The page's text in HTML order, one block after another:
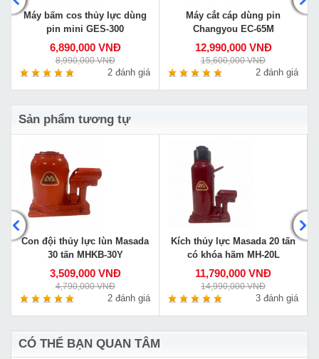
Máy bấm cos thủy lực dùng
pin mini GES-300
6,890,000 VNĐ
8,990,000 VNĐ
2 đánh giá
Máy cắt cáp dùng pin
Changyou EC-65M
12,990,000 VNĐ
15,600,000 VNĐ
2 đánh giá
Sản phẩm tương tự
Con đội thủy lực lùn Masada
30 tấn MHKB-30Y
3,509,000 VNĐ
4,790,000 VNĐ
2 đánh giá
Kích thủy lực Masada 20 tấn
có khóa hãm MH-20L
11,790,000 VNĐ
14,990,000 VNĐ
3 đánh giá
CÓ THỂ BẠN QUAN TÂM